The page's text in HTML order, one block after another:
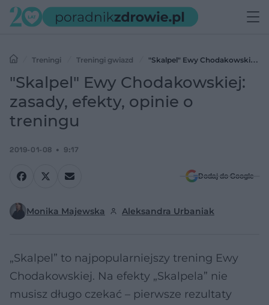
Treningi Treningi gwiazd
"Skalpel" Ewy Chodakowskiej:
zasady, efekty, opinie o treningu
"Skalpel" Ewy Chodakowskiej:
zasady, efekty, opinie o
treningu
2019-01-08 9:17
Dodaj do Google
Monika Majewska Aleksandra Urbaniak
„Skalpel” to najpopularniejszy trening Ewy
Chodakowskiej. Na efekty „Skalpela” nie
musisz długo czekać – pierwsze rezultaty